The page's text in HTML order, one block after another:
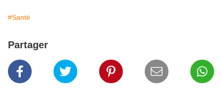
#Santé
Partager